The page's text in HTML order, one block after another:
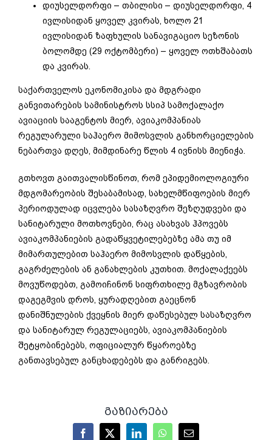
დიუსელდორფი – თბილისი – დიუსელდორფი, 4
ივლისიდან ყოველ კვირას, ხოლო 21
ივლისიდან ზაფხულის სანავიგაციო სეზონის
ბოლომდე (29 ოქტომბერი) – ყოველ ოთხშაბათს
და კვირას.
საქართველოს ეკონომიკისა და მდგრადი
განვითარების სამინისტროს სსიპ სამოქალაქო
ავიაციის სააგენტოს მიერ, ავიაკომპანიას
რეგულარული საჰაერო მიმოსვლის განხორციელების
ნებართვა დღეს, მიმდინარე წლის 4 ივნისს მიენიჭა.
გთხოვთ გაითვალისწინოთ, რომ ეპიდემიოლოგიური
მდგომარეობის შესაბამისად, სახელმწიფოების მიერ
პერიოდულად იცვლება სასაზღვრო შეზღუდვები და
სანიტარული მოთხოვნები, რაც ასახვას ჰპოვებს
ავიაკომპანიების გადაწყვეტილებებზე ამა თუ იმ
მიმართულებით საჰაერო მიმოსვლის დაწყების,
გაგრძელების ან განახლების კუთხით. მოქალაქეებს
მოვუწოდებთ, გამოიჩინონ სიფრთხილე მგზავრობის
დაგეგმვის დროს, ყურადღებით გაეცნონ
დანიშნულების ქვეყნის მიერ დაწესებულ სასაზღვრო
და სანიტარულ რეგულაციებს, ავიაკომპანიების
შეტყობინებებს, ოფიციალურ წყაროებზე
განთავსებულ განცხადებებს და განრიგებს.
გაზიარება
Facebook
X LinkedInWhatsApp
Email